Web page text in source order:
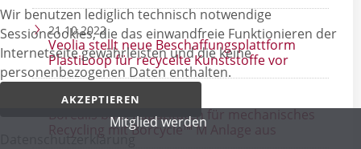
21.10.2022
Veolia stellt neue Beschaffungsplattform
PlastiLoop für recycelte Kunststoffe vor
21.10.2022
Borealis baut Kapazitäten für mechanisches
Recycling mit Borcycle™ M Anlage aus
Mitglied werden
Wir benutzen lediglich technisch notwendige
Sessioncookies, die das einwandfreie Funktionieren der
Internetseite gewährleisten und die keine
personenbezogenen Daten enthalten.
AKZEPTIEREN
Datenschutz­erklärung